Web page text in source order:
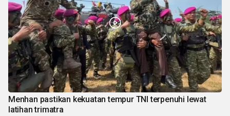
Menhan pastikan kekuatan tempur TNI terpenuhi lewat
latihan trimatra